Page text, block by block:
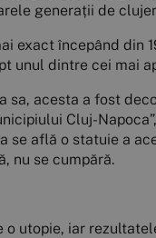
generații de
exact începând din
unul dintre cei mai
acesta a fost
Cluj-
se află o statuie a
nu se cumpără.
utopie, iar